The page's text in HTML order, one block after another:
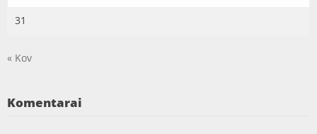
31
« Kov
Komentarai